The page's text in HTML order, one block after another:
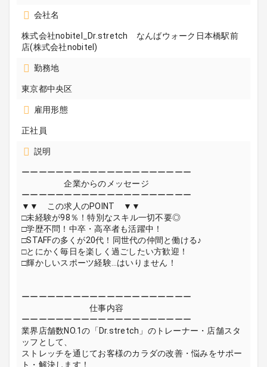
会社名
株式会社nobitel_Dr.stretch なんばウォーク日本橋駅前
店(株式会社nobitel)
勤務地
東京都中央区
雇用形態
正社員
説明
ーーーーーーーーーーーーーーーーーーーー
企業からのメッセージ
ーーーーーーーーーーーーーーーーーーーー
▼▼ この求人のPOINT ▼▼
□未経験が98％！特別なスキル一切不要◎
□学歴不問！中卒・高卒者も活躍中！
□STAFFの多くが20代！同世代の仲間と働ける♪
□とにかく毎日を楽しく過ごしたい方歓迎！
□輝かしいスポーツ経験…はいりません！
ーーーーーーーーーーーーーーーーーーーー
仕事内容
ーーーーーーーーーーーーーーーーーーーー
業界店舗数NO.1の「Dr.stretch」のトレーナー・店舗スタ
ッフとして、
ストレッチを通じてお客様のカラダの改善・悩みをサポー
ト・解決します！